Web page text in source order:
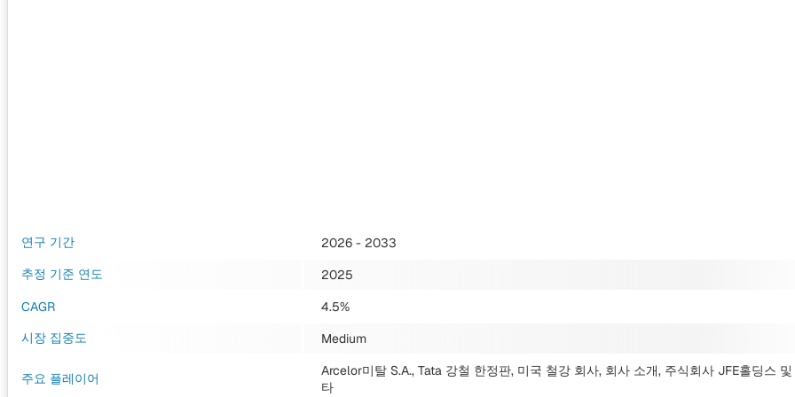
연구 기간
2026 - 2033
추정 기준 연도
2025
CAGR
4.5%
시장 집중도
Medium
주요 플레이어 Arcelor미탈 S.A., Tata 강철 한정판, 미국 철강 회사, 회사 소개, 주식회사 JFE홀딩스
타